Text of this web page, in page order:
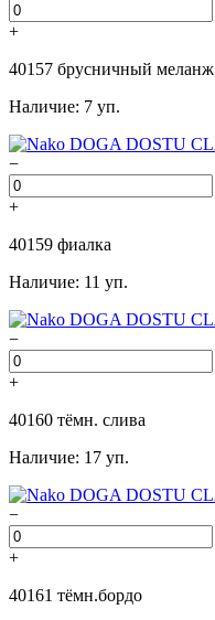
+
40157 брусничный меланж
Наличие: 7 уп.
−
+
40159 фиалка
Наличие: 11 уп.
−
+
40160 тёмн. слива
Наличие: 17 уп.
−
+
40161 тёмн.бордо